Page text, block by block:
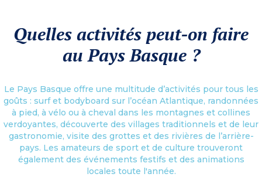
Quelles activités peut-on faire
au Pays Basque ?
Le Pays Basque offre une multitude d’activités pour tous les
goûts : surf et bodyboard sur l’océan Atlantique, randonnées
à pied, à vélo ou à cheval dans les montagnes et collines
verdoyantes, découverte des villages traditionnels et de leur
gastronomie, visite des grottes et des rivières de l’arrière-
pays. Les amateurs de sport et de culture trouveront
également des événements festifs et des animations
locales toute l'année.